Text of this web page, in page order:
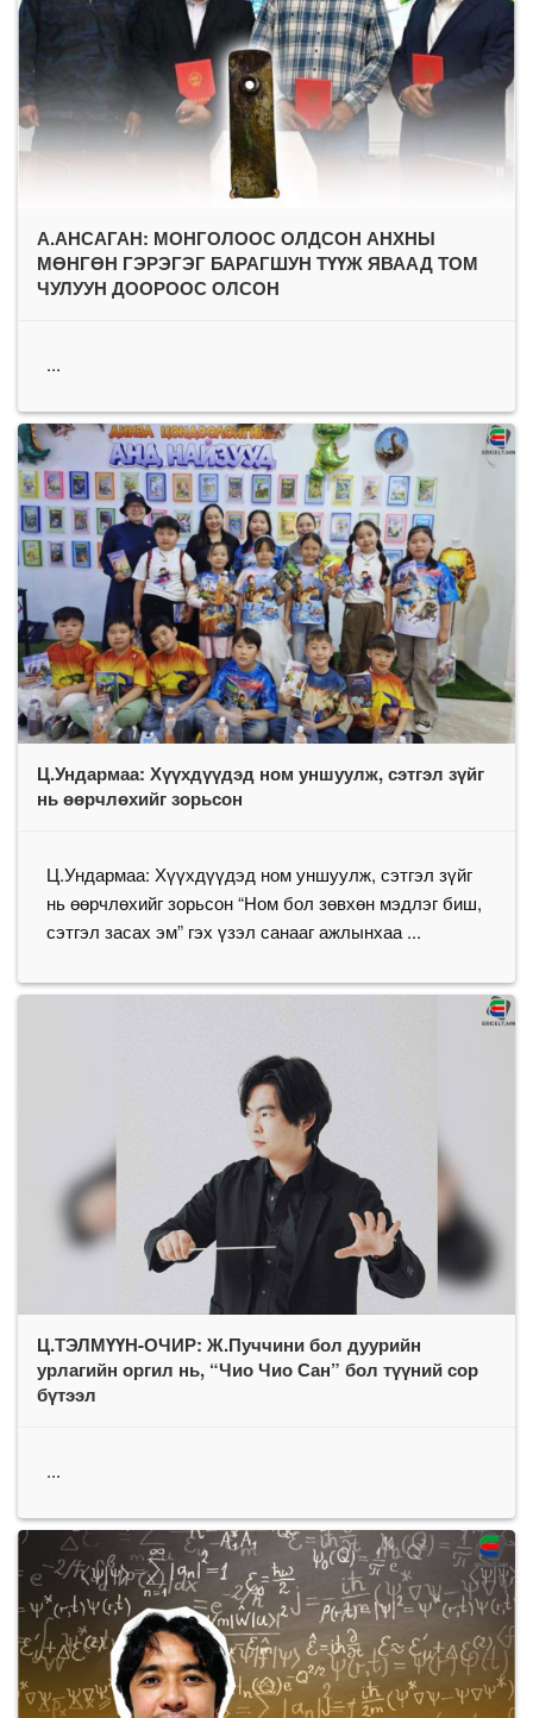
А.АНСАГАН: МОНГОЛООС ОЛДСОН АНХНЫ
МӨНГӨН ГЭРЭГЭГ БАРАГШУН ТҮҮЖ ЯВААД ТОМ
ЧУЛУУН ДООРООС ОЛСОН
...
Ц.Ундармаа: Хүүхдүүдэд ном уншуулж, сэтгэл зүйг
нь өөрчлөхийг зорьсон
Ц.Ундармаа: Хүүхдүүдэд ном уншуулж, сэтгэл зүйг
нь өөрчлөхийг зорьсон “Ном бол зөвхөн мэдлэг биш,
сэтгэл засах эм” гэх үзэл санааг ажлынхаа ...
Ц.ТЭЛМҮҮН-ОЧИР: Ж.Пуччини бол дуурийн
урлагийн оргил нь, “Чио Чио Сан” бол түүний сор
бүтээл
...